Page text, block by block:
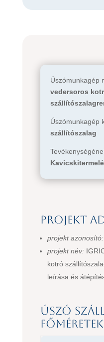
Úszómunkagép
vedersoros
Úszómunkagép
szállítószalag
Projekt
projekt azonosító:
projekt név:
kotró
leírása és
Úszó